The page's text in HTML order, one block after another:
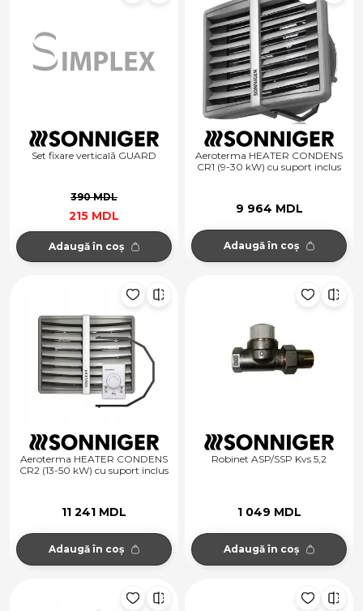
Set fixare verticală GUARD
390 MDL
215 MDL
Adaugă în coș
Aeroterma HEATER CONDENS
CR1 (9-30 kW) cu suport inclus
9 964 MDL
Adaugă în coș
Aeroterma HEATER CONDENS
CR2 (13-50 kW) cu suport inclus
11 241 MDL
Adaugă în coș
Robinet ASP/SSP Kvs 5,2
1 049 MDL
Adaugă în coș